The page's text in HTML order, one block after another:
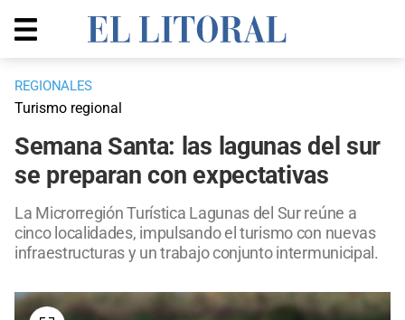
REGIONALES
Turismo regional
Semana Santa: las lagunas del sur
se preparan con expectativas
La Microrregión Turística Lagunas del Sur reúne a
cinco localidades, impulsando el turismo con nuevas
infraestructuras y un trabajo conjunto intermunicipal.